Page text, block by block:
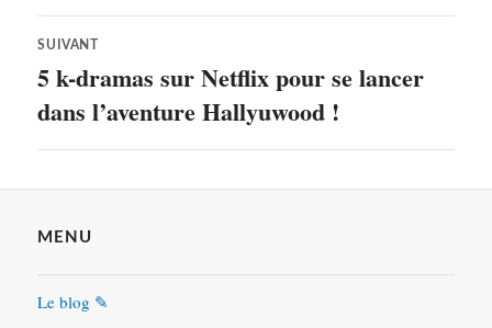
SUIVANT
Article
5 k-dramas sur Netflix pour se lancer
dans l’aventure Hallyuwood !
MENU
Le blog ✎